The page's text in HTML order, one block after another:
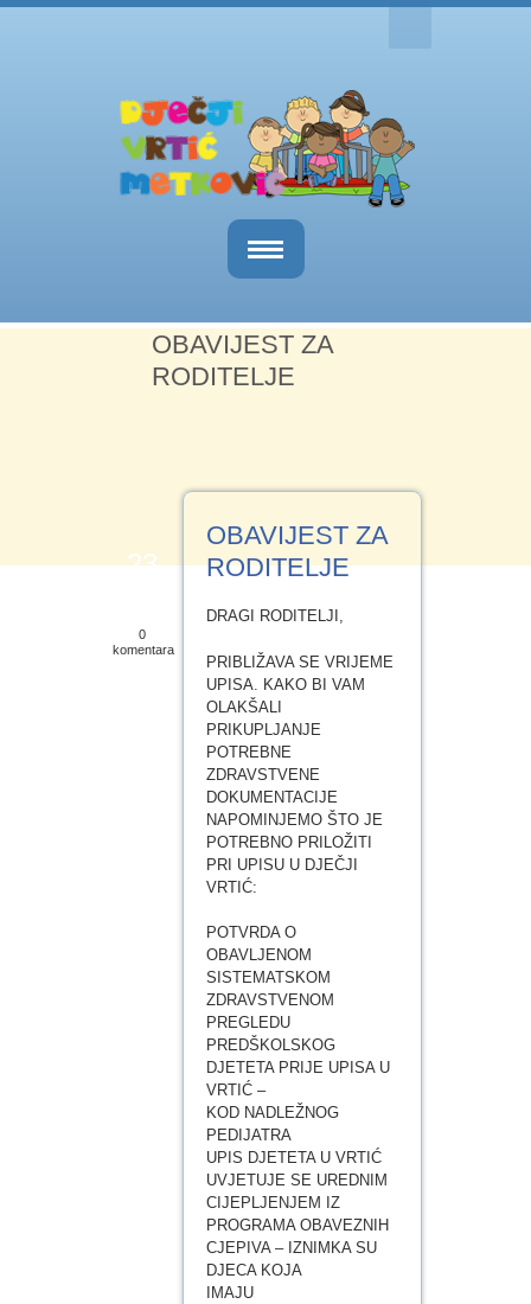
O nama
e-Vrtić
OBAVIJEST ZA
RODITELJE
23
0
komentara
OBAVIJEST ZA
RODITELJE
DRAGI RODITELJI,
PRIBLIŽAVA SE VRIJEME
UPISA. KAKO BI VAM
OLAKŠALI
PRIKUPLJANJE
POTREBNE
ZDRAVSTVENE
DOKUMENTACIJE
NAPOMINJEMO ŠTO JE
POTREBNO PRILOŽITI
PRI UPISU U DJEČJI
VRTIĆ:
POTVRDA O
OBAVLJENOM
SISTEMATSKOM
ZDRAVSTVENOM
PREGLEDU
PREDŠKOLSKOG
DJETETA PRIJE UPISA U
VRTIĆ –
KOD NADLEŽNOG
PEDIJATRA
UPIS DJETETA U VRTIĆ
UVJETUJE SE UREDNIM
CIJEPLJENJEM IZ
PROGRAMA OBAVEZNIH
CJEPIVA – IZNIMKA SU
DJECA KOJA
IMAJU